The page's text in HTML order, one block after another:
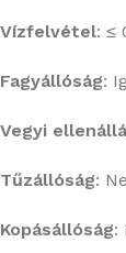
Vízfelvétel: ≤
Fagyállóság:
Vegyi
Tűzállóság:
Kopásállóság: